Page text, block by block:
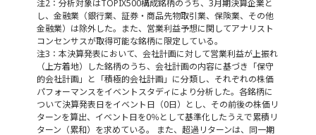
注2：分析対象はTOPIX500構成銘柄のうち、3月期決算企業と
し、金融業（銀行業、証券・商品先物取引業、保険業、その他
金融業）は除外した。また、営業利益予想に関してアナリスト
コンセンサスが取得可能な銘柄に限定している。
注3：本決算発表において、会社計画に対して営業利益が上振れ
（上方着地）した銘柄のうち、会社計画の内容に基づき「保守
的会社計画」と「積極的会社計画」に分類し、それぞれの株価
パフォーマンスをイベントスタディにより分析した。各銘柄に
ついて決算発表日をイベント日（0日）とし、その前後の株価リ
ターンを算出、イベント日を0％として基準化したうえで累積リ
ターン（累和）を求めている。 また、超過リターンは、同一期